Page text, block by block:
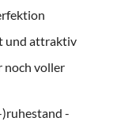
und attraktiv
noch voller
-